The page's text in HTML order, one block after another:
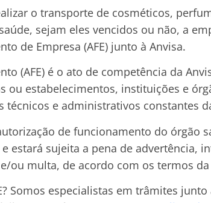
o transporte de cosméticos,
sejam eles vencidos ou não, a
de Empresa (AFE) junto à Anvisa.
(AFE) é o ato de competência da
ou estabelecimentos, instituições e
e administrativos constantes
de funcionamento do órgão
estará sujeita a pena de advertência,
ou multa, de acordo com os termos da
Somos especialistas em trâmites